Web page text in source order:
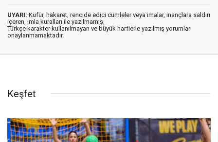
UYARI: Küfür, hakaret, rencide edici cümleler veya imalar, inançlara saldırı
içeren, imla kuralları ile yazılmamış,
Türkçe karakter kullanılmayan ve büyük harflerle yazılmış yorumlar
onaylanmamaktadır.
Keşfet